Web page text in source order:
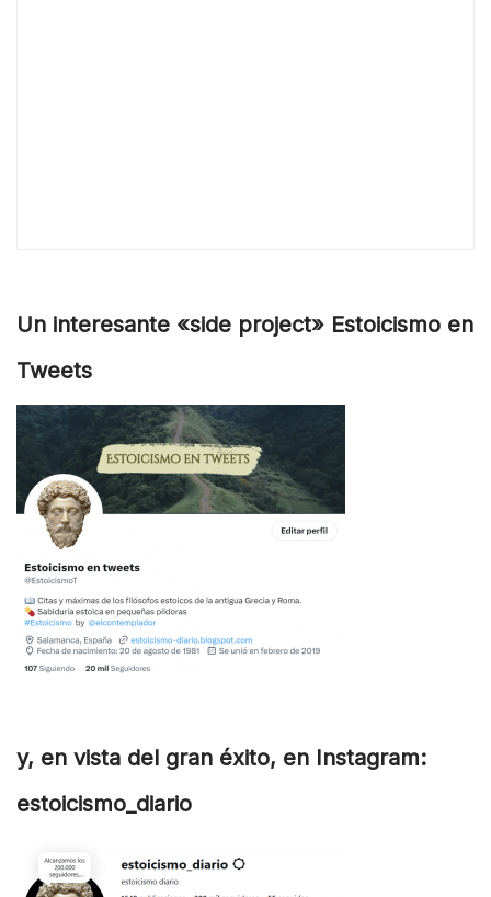
Un interesante «side project» Estoicismo en
Tweets
y, en vista del gran éxito, en Instagram:
estoicismo_diario